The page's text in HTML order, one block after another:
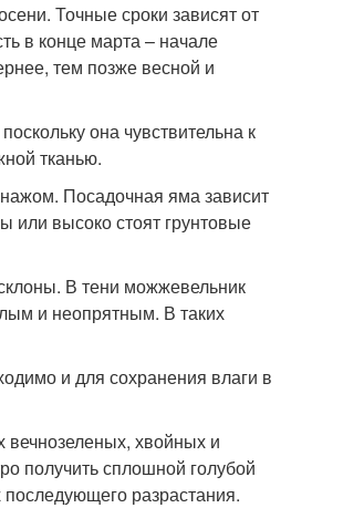
Точные сроки зависят от
в конце марта – начале
тем позже весной и
она чувствительна к
тканью.
Посадочная яма зависит
или высоко стоят грунтовые
В тени можжевельник
и неопрятным. В таких
и для сохранения влаги в
вечнозеленых, хвойных и
получить сплошной голубой
разрастания.